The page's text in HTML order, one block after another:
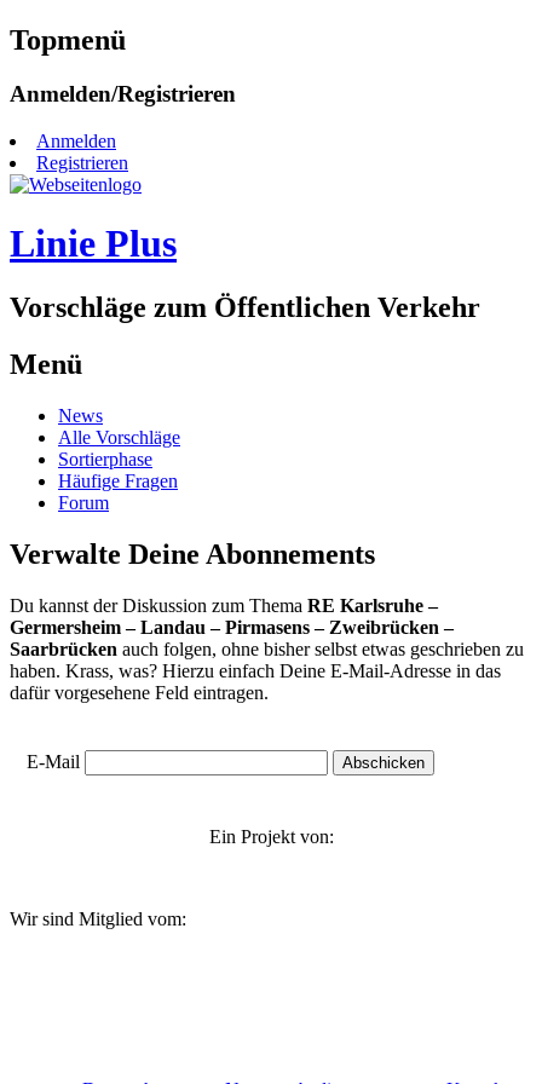
Topmenü
Zum
springen
Anmelden/Registrieren
Anmelden
Registrieren
Linie Plus
Vorschläge zum Öffentlichen Verkehr
Menü
Zum
Inhalt
springen
News
Alle Vorschläge
Sortierphase
Häufige Fragen
Forum
Verwalte Deine Abonnements
Du kannst der Diskussion zum Thema RE Karlsruhe –
Germersheim – Landau – Pirmasens – Zweibrücken –
Saarbrücken auch folgen, ohne bisher selbst etwas geschrieben zu
haben. Krass, was? Hierzu einfach Deine E-Mail-Adresse in das
dafür vorgesehene Feld eintragen.
E-Mail
Ein Projekt von:
Wir sind Mitglied vom: